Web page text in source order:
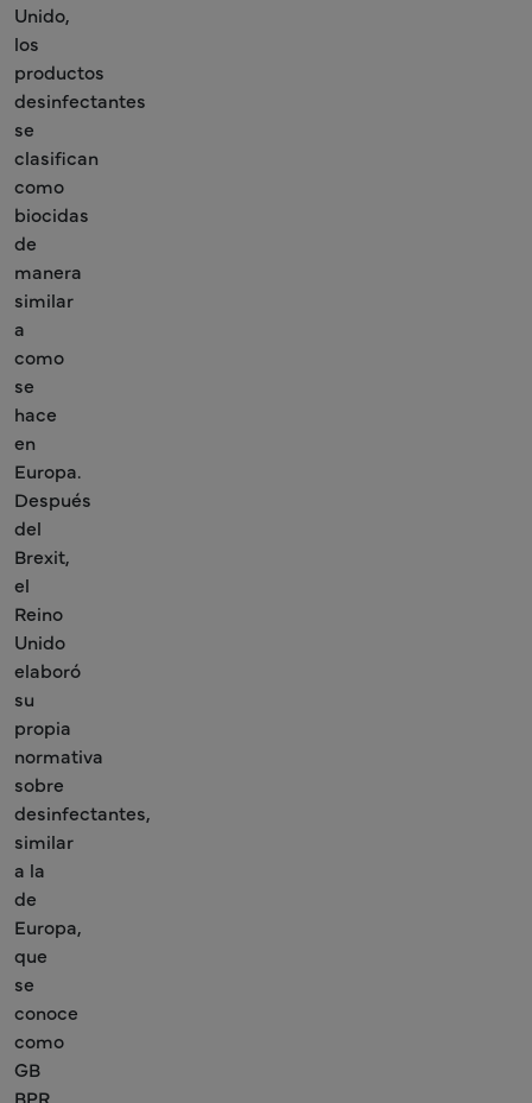
Unido,
los
productos
desinfectantes
se
clasifican
como
biocidas
de
manera
similar
a
como
se
hace
en
Europa.
Después
del
Brexit,
el
Reino
Unido
elaboró
su
propia
normativa
sobre
desinfectantes,
similar
a la
de
Europa,
que
se
conoce
como
GB
BPR.